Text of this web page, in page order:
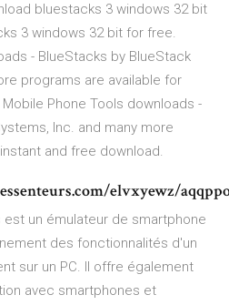
bluestacks 3 windows 32 bit
3 windows 32 bit for free.
- BlueStacks by BlueStack
programs are available for
Phone Tools downloads -
Inc. and many more
and free download.
elvxyewz/
est un émulateur de smartphone
des fonctionnalités d'un
sur un PC. Il offre également
avec smartphones et